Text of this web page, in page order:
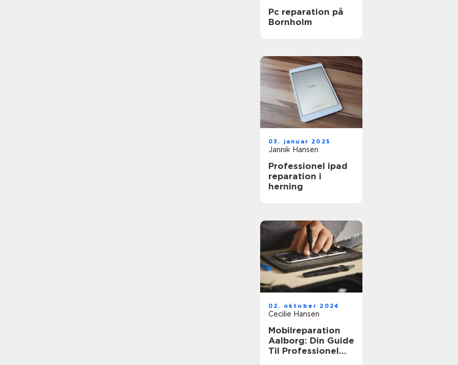
Pc reparation på
Bornholm
03. januar 2025
Jannik Hansen
Professionel ipad
reparation i
herning
02. oktober 2024
Cecilie Hansen
Mobilreparation
Aalborg: Din Guide
Til Professionel